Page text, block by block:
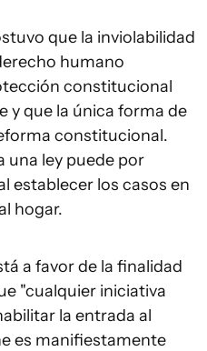
que la inviolabilidad
humano
constitucional
y que la única forma de
constitucional.
una ley puede por
establecer los casos en
hogar.
a favor de la finalidad
"cualquier iniciativa
la entrada al
es manifiestamente